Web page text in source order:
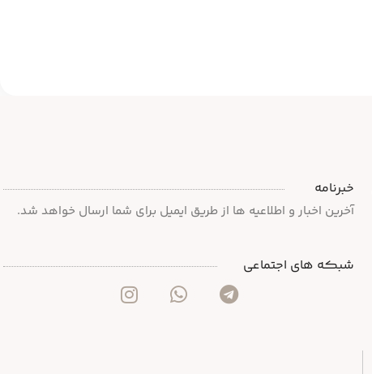
خبرنامه
آخرین اخبار و اطلاعیه ها از طریق ایمیل برای شما ارسال خواهد شد.
شبکه های اجتماعی